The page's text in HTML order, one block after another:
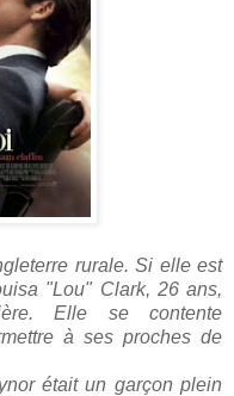
rurale. Si elle est
"Lou" Clark, 26 ans,
Elle se contente
à ses proches de
était un garçon plein